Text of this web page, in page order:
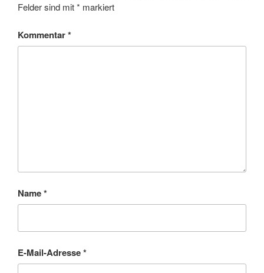
Felder sind mit* markiert
Kommentar*
Name*
E-Mail-Adresse*